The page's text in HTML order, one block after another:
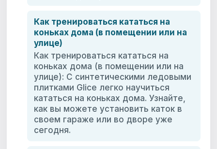
Как тренироваться кататься на
коньках дома (в помещении или на
улице)
Как тренироваться кататься на
коньках дома (в помещении или на
улице): С синтетическими ледовыми
плитками Glice легко научиться
кататься на коньках дома. Узнайте,
как вы можете установить каток в
своем гараже или во дворе уже
сегодня.